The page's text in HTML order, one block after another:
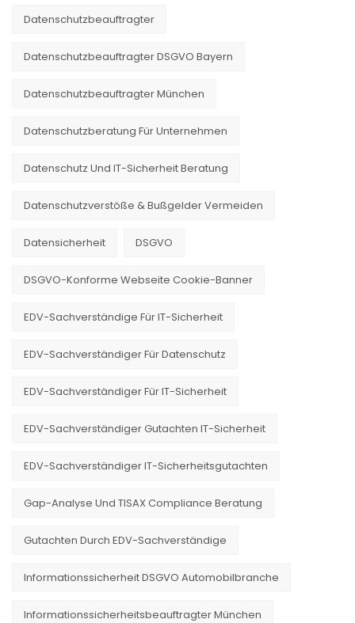
Datenschutzbeauftragter
Datenschutzbeauftragter DSGVO Bayern
Datenschutzbeauftragter München
Datenschutzberatung Für Unternehmen
Datenschutz Und IT-Sicherheit Beratung
Datenschutzverstöße & Bußgelder Vermeiden
Datensicherheit DSGVO
DSGVO-Konforme Webseite Cookie-Banner
EDV-Sachverständige Für IT-Sicherheit
EDV-Sachverständiger Für Datenschutz
EDV-Sachverständiger Für IT-Sicherheit
EDV-Sachverständiger Gutachten IT-Sicherheit
EDV-Sachverständiger IT-Sicherheitsgutachten
Gap-Analyse Und TISAX Compliance Beratung
Gutachten Durch EDV-Sachverständige
Informationssicherheit DSGVO Automobilbranche
Informationssicherheitsbeauftragter München